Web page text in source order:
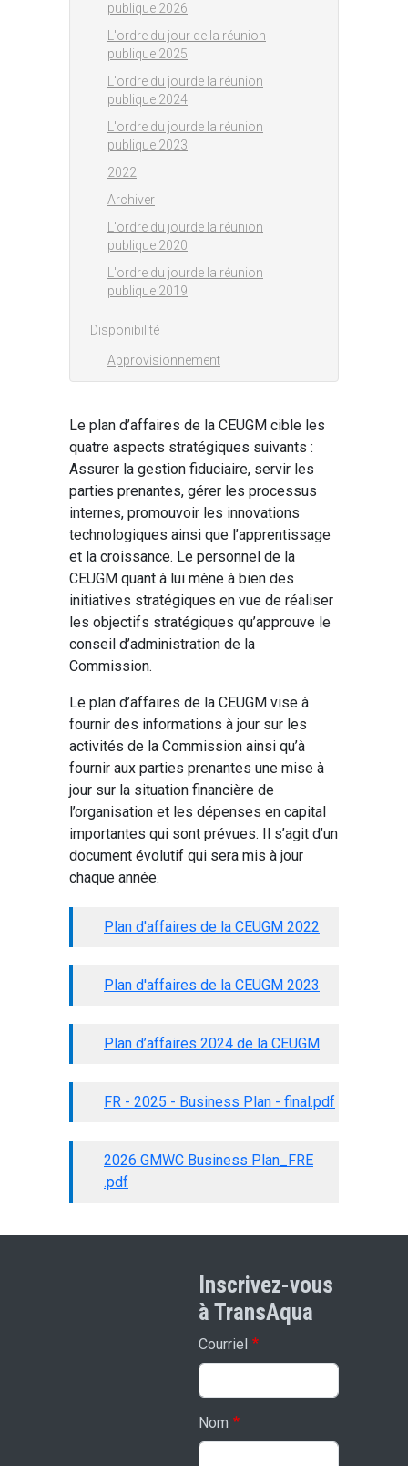
Le plan d’affaires de la CEUGM cible les
quatre aspects stratégiques suivants :
Assurer la gestion fiduciaire, servir les
parties prenantes, gérer les processus
internes, promouvoir les innovations
technologiques ainsi que l’apprentissage
et la croissance. Le personnel de la
CEUGM quant à lui mène à bien des
initiatives stratégiques en vue de réaliser
les objectifs stratégiques qu’approuve le
conseil d’administration de la
Commission.
Le plan d’affaires de la CEUGM vise à
fournir des informations à jour sur les
activités de la Commission ainsi qu’à
fournir aux parties prenantes une mise à
jour sur la situation financière de
l’organisation et les dépenses en capital
importantes qui sont prévues. Il s’agit d’un
document évolutif qui sera mis à jour
chaque année.
Plan d'affaires de la CEUGM 2022
Plan d'affaires de la CEUGM 2023
Plan d’affaires 2024 de la CEUGM
FR - 2025 - Business Plan - final.pdf
2026 GMWC Business Plan_FRE
.pdf
publique 2026
L'ordre du jour de la réunion
publique 2025
L'ordre du jourde la réunion
publique 2024
L'ordre du jourde la réunion
publique 2023
2022
Archiver
L'ordre du jourde la réunion
publique 2020
L'ordre du jourde la réunion
publique 2019
Disponibilité
Approvisionnement
Inscrivez-vous
à TransAqua
Courriel
Nom